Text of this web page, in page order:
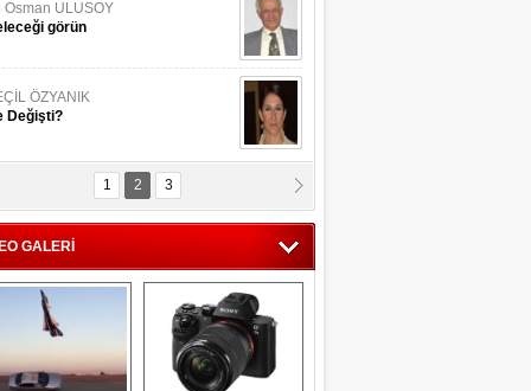
Osman ULUSOY
görün
ÖZYANIK
Değişti?
KÖYATASI
Vatan !
1 2 3
GALERİ